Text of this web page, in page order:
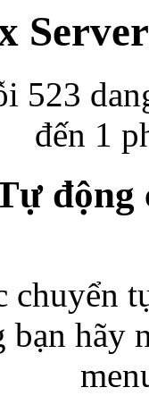
523
đến 1
động
chuyển
hãy